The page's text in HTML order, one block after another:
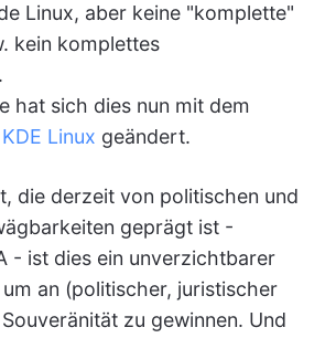
Linux, aber keine "komplette"
kein komplettes
hat sich dies nun mit dem
KDE Linux geändert.
die derzeit von politischen und
geprägt ist -
- ist dies ein unverzichtbarer
an (politischer, juristischer
zu gewinnen. Und